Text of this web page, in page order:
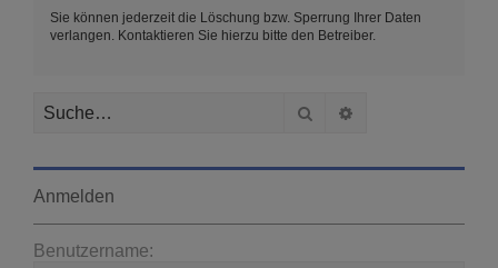
Sie können jederzeit die Löschung bzw. Sperrung Ihrer Daten
verlangen. Kontaktieren Sie hierzu bitte den Betreiber.
Suche
Anmelden
Benutzername: